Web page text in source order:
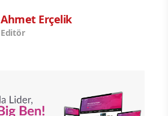
Ahmet Erçelik
Editör